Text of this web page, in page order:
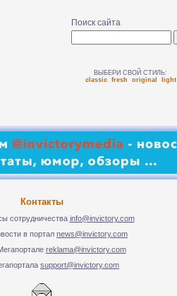
Поиск сайта
ВЫБЕРИ СВОЙ СТИЛЬ:
classic
fresh original light
Контакты
сотрудничества info@invictory.com
в портал news@invictory.com
reklama@invictory.com
support@invictory.com